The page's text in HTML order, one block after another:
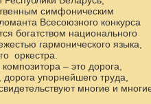
симфоническим
Всесоюзного конкурса
богатством национального
гармонического языка,
оркестра.
– это дорога,
упорнейшего труда,
многие и